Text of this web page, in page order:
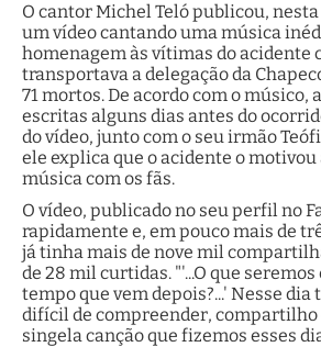
O cantor Michel Teló publicou,
um vídeo cantando uma música
homenagem às vítimas do acidente
transportava a delegação da
71 mortos. De acordo com o músico,
escritas alguns dias antes do
do vídeo, junto com o seu irmão
ele explica que o acidente o
música com os fãs.
O vídeo, publicado no seu perfil no
rapidamente e, em pouco mais de
já tinha mais de nove mil
de 28 mil curtidas. "'...O que
tempo que vem depois?...' Nesse dia
difícil de compreender, compartilho
singela canção que fizemos esses